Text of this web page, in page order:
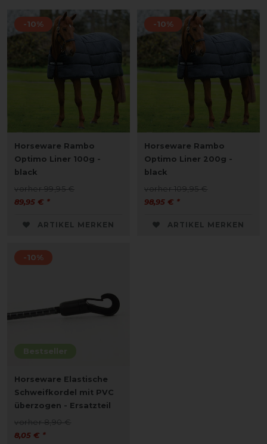
-10%
Horseware Rambo
Optimo Liner 100g -
black
vorher 99,95 €
89,95 € *
ARTIKEL MERKEN
-10%
Horseware Rambo
Optimo Liner 200g -
black
vorher 109,95 €
98,95 € *
ARTIKEL MERKEN
Bestseller
-10%
Horseware Elastische
Schweifkordel mit PVC
überzogen - Ersatzteil
vorher 8,90 €
8,05 € *